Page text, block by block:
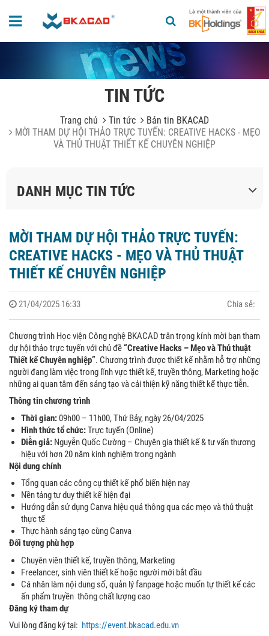
TIN TỨC
Trang chủ Tin tức
Bản tin BKACAD
MỜI THAM DỰ HỘI THẢO TRỰC TUYẾN: CREATIVE HACKS - MẸO
VÀ THỦ THUẬT THIẾT KẾ CHUYÊN NGHIỆP
DANH MỤC TIN TỨC
MỜI THAM DỰ HỘI THẢO TRỰC TUYẾN:
CREATIVE HACKS - MẸO VÀ THỦ THUẬT
THIẾT KẾ CHUYÊN NGHIỆP
21/04/2025 16:33 Chia sẻ:
Chương trình Học viện Công nghệ BKACAD trân trọng kính mời bạn tham
dự hội thảo trực tuyến với chủ đề“Creative Hacks – Mẹo và Thủ thuật
Thiết kế Chuyên nghiệp”. Chương trình được thiết kế nhằm hỗ trợ những
người đang làm việc trong lĩnh vực thiết kế, truyền thông, Marketing hoặc
những ai quan tâm đến sáng tạo và cải thiện kỹ năng thiết kế thực tiễn.
Thông tin chương trình
Thời gian:09h00 – 11h00, Thứ Bảy, ngày 26/04/2025
Hình thức tổ chức:Trực tuyến (Online)
Diễn giả: Nguyễn Quốc Cường – Chuyên gia thiết kế & tư vấn thương
hiệu với hơn 20 năm kinh nghiệm trong ngành
Nội dung chính
Tổng quan các công cụ thiết kế phổ biến hiện nay
Nền tảng tư duy thiết kế hiện đại
Hướng dẫn sử dụng Canva hiệu quả thông qua các mẹo và thủ thuật
thực tế
Thực hành sáng tạo cùng Canva
Đối tượng phù hợp
Chuyên viên thiết kế, truyền thông, Marketing
Freelancer, sinh viên thiết kế hoặc người mới bắt đầu
Cá nhân làm nội dung số, quản lý fanpage hoặc muốn tự thiết kế các
ấn phẩm truyền thông chất lượng cao
Đăng ký tham dự
Vui lòng đăng ký tại: https://event.bkacad.edu.vn